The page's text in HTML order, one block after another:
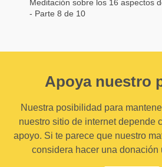
Meditación sobre los 16 aspectos
- Parte 8 de 10
Apoya nuestro
Nuestra posibilidad para
nuestro sitio de internet depende
apoyo. Si te parece que nuestro
considera hacer una donación